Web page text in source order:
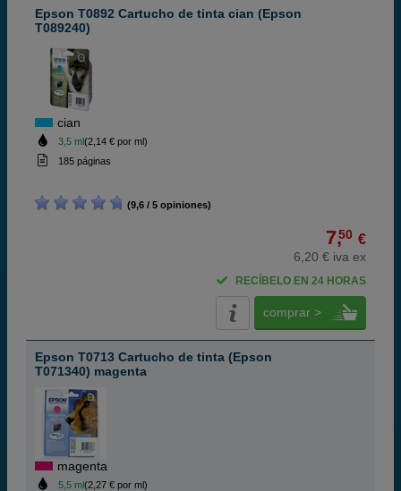
Epson T0892 Cartucho de tinta cian (Epson
T089240)
cian
3,5 ml(2,14 € por ml)
185 páginas
(9,6 / 5 opiniones)
7,50 €
6,20 € iva ex
RECÍBELO EN 24 HORAS
comprar >
Epson T0713 Cartucho de tinta (Epson
T071340) magenta
magenta
5,5 ml(2,27 € por ml)